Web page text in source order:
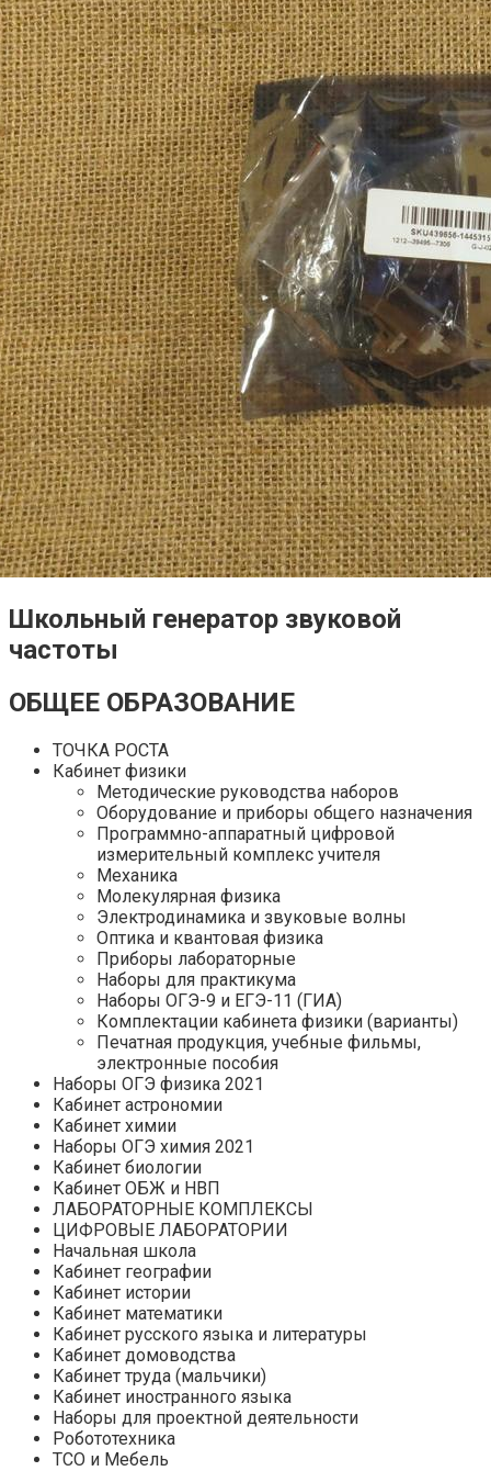
Школьный генератор звуковой
частоты
ОБЩЕЕ ОБРАЗОВАНИЕ
ТОЧКА РОСТА
Кабинет физики
Методические руководства наборов
Оборудование и приборы общего назначения
Программно-аппаратный цифровой
измерительный комплекс учителя
Механика
Молекулярная физика
Электродинамика и звуковые волны
Оптика и квантовая физика
Приборы лабораторные
Наборы для практикума
Наборы ОГЭ-9 и ЕГЭ-11 (ГИА)
Комплектации кабинета физики (варианты)
Печатная продукция, учебные фильмы,
электронные пособия
Наборы ОГЭ физика 2021
Кабинет астрономии
Кабинет химии
Наборы ОГЭ химия 2021
Кабинет биологии
Кабинет ОБЖ и НВП
ЛАБОРАТОРНЫЕ КОМПЛЕКСЫ
ЦИФРОВЫЕ ЛАБОРАТОРИИ
Начальная школа
Кабинет географии
Кабинет истории
Кабинет математики
Кабинет русского языка и литературы
Кабинет домоводства
Кабинет труда (мальчики)
Кабинет иностранного языка
Наборы для проектной деятельности
Робототехника
ТСО и Мебель